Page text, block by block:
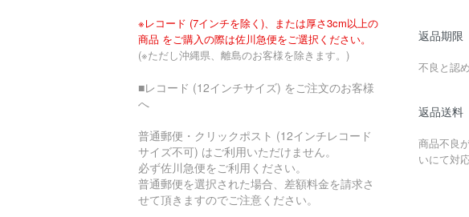
※レコード (7インチを除く)、または厚さ3cm以上の
商品 をご購入の際は佐川急便をご選択ください。
(※ただし沖縄県、離島のお客様を除きます。)
■レコード (12インチサイズ) をご注文のお客様
へ
普通郵便・クリックポスト (12インチレコード
サイズ不可) はご利用いただけません。
必ず佐川急便をご利用ください。
普通郵便を選択された場合、差額料金を請求さ
せて頂きますのでご注意ください。
返品期限
不良と認
返品送料
商品不良
いにて対